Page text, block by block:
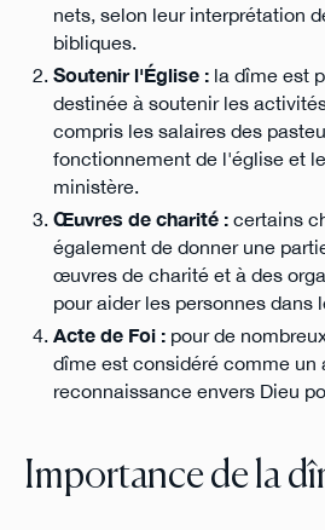
nets, selon leur interprétation
bibliques.
Soutenir l'Église :la dîme est
destinée à soutenir les
compris les salaires des
fonctionnement de l'église et
ministère.
Œuvres de charité :certains
également de donner une
œuvres de charité et à des
pour aider les personnes dans
Acte de Foi :pour de
dîme est considéré comme un
reconnaissance envers Dieu
Importance de la